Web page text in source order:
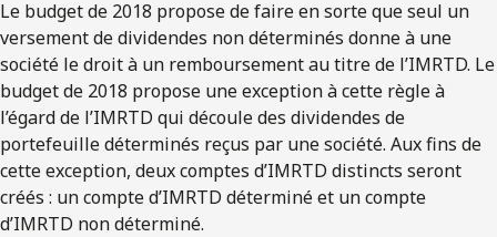
Le budget de 2018 propose de faire en sorte que seul un
versement de dividendes non déterminés donne à une
société le droit à un remboursement au titre de l’IMRTD. Le
budget de 2018 propose une exception à cette règle à
l’égard de l’IMRTD qui découle des dividendes de
portefeuille déterminés reçus par une société. Aux fins de
cette exception, deux comptes d’IMRTD distincts seront
créés : un compte d’IMRTD déterminé et un compte
d’IMRTD non déterminé.